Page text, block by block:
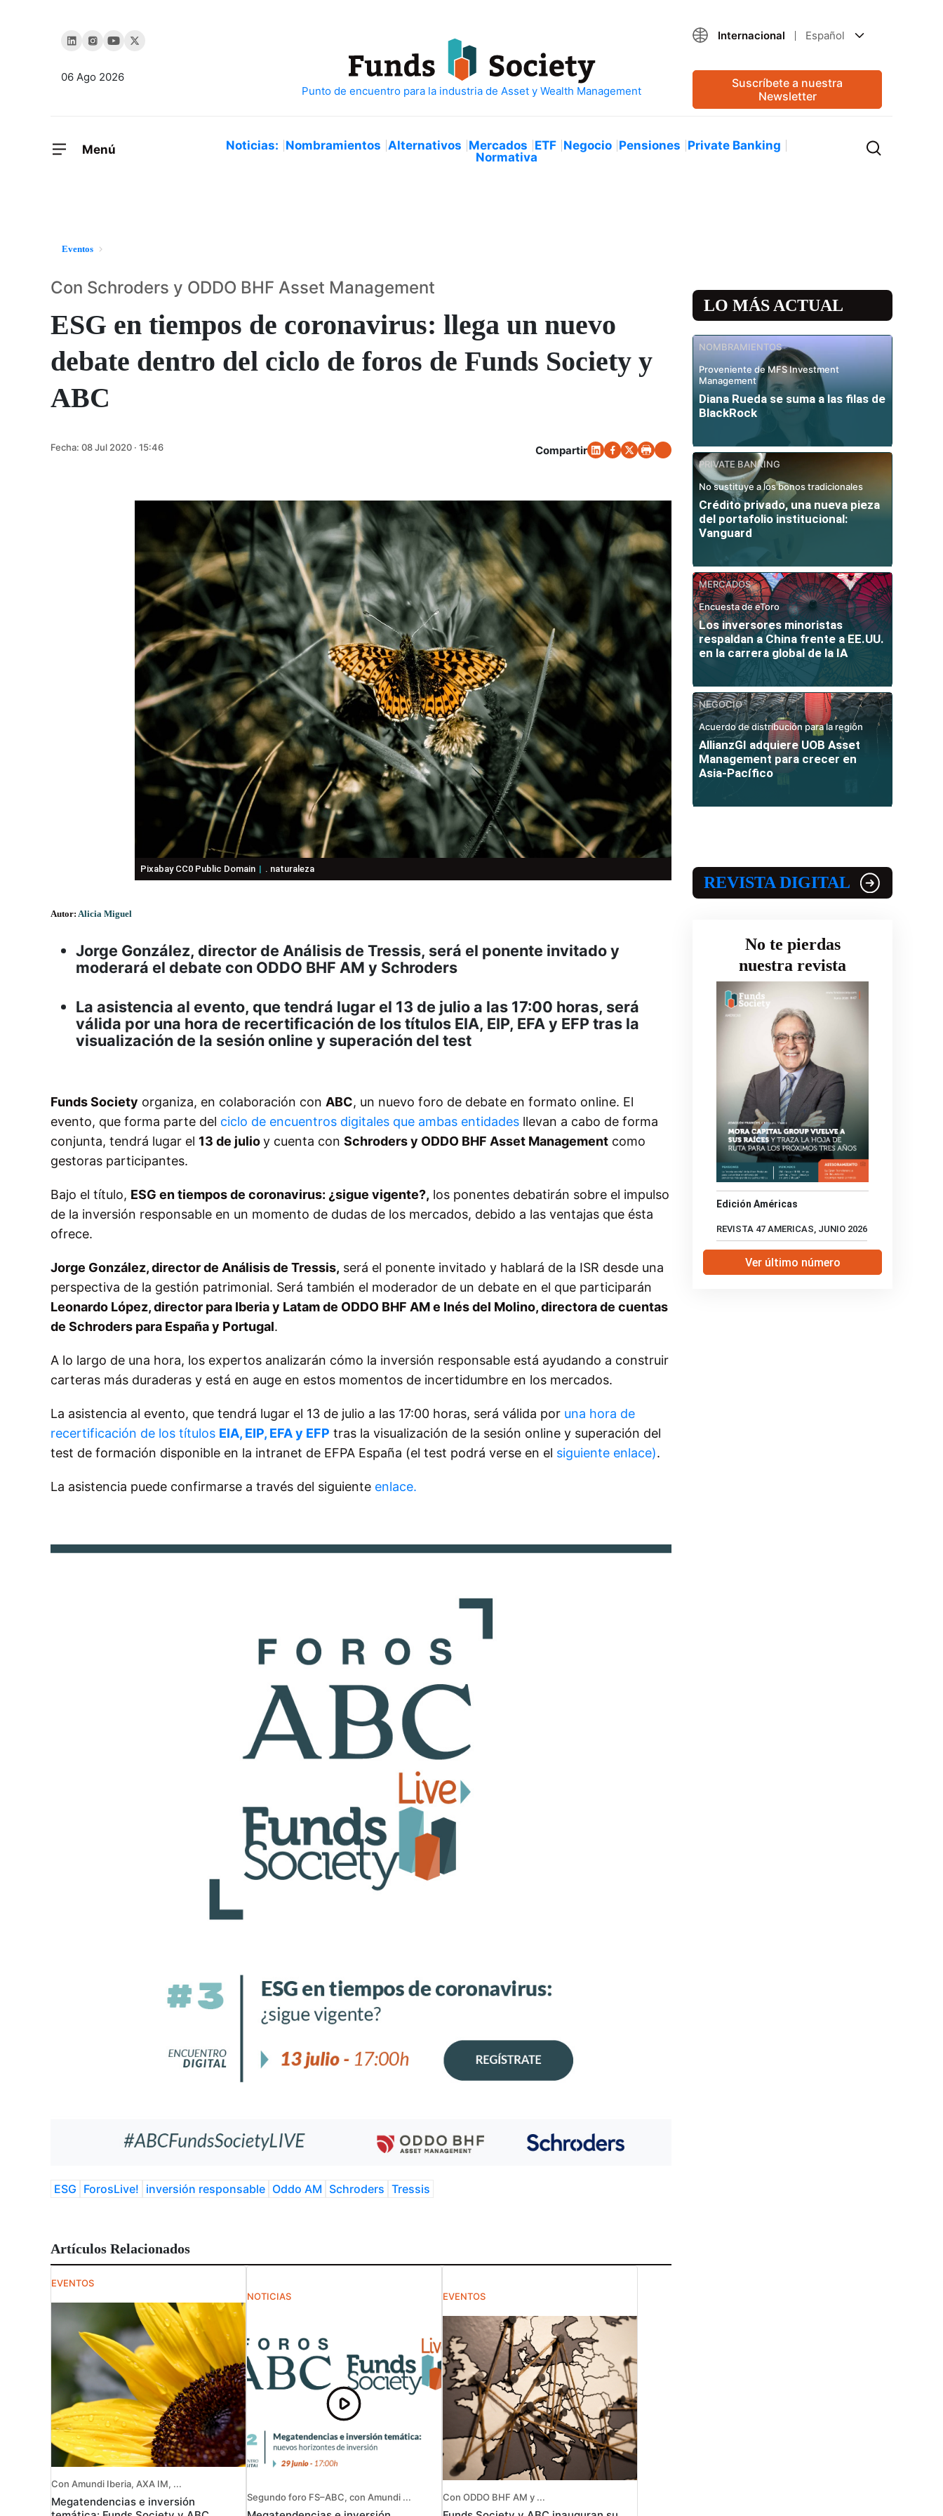
06 Ago 2026
Internacional Español
Suscríbete a nuestra
Newsletter
Menú Noticias: Nombramientos Alternativos Mercados ETF Negocio Pensiones Private Banking
Normativa
Eventos
ESG en tiempos de coronavirus: llega un nuevo
debate dentro del ciclo de foros de Funds Society y
ABC
Con Schroders y ODDO BHF Asset Management
Fecha: 08 Jul 2020 · 15:46 Compartir
Pixabay CC0 Public Domain . naturaleza
Autor: Alicia Miguel
Jorge González, director de Análisis de Tressis, será el ponente invitado y
moderará el debate con ODDO BHF AM y Schroders
La asistencia al evento, que tendrá lugar el 13 de julio a las 17:00 horas, será
válida por una hora de recertificación de los títulos EIA, EIP, EFA y EFP tras la
visualización de la sesión online y superación del test
Funds Society organiza, en colaboración con ABC, un nuevo foro de debate en formato online. El
evento, que forma parte del ciclo de encuentros digitales que ambas entidades llevan a cabo de forma
conjunta, tendrá lugar el 13 de julioy cuenta con Schroders y ODDO BHF Asset Management como
gestoras participantes.
Bajo el título, ESG en tiempos de coronavirus: ¿sigue vigente?, los ponentes debatirán sobre el impulso
de la inversión responsable en un momento de dudas de los mercados, debido a las ventajas que ésta
ofrece.
Jorge González, director de Análisis de Tressis, será el ponente invitado y hablará de la ISR desde una
perspectiva de la gestión patrimonial. Será también el moderador de un debate en el que participarán
Leonardo López, director para Iberia y Latam de ODDO BHF AM e Inés del Molino, directora de cuentas
de Schroders para España y Portugal.
A lo largo de una hora, los expertos analizarán cómo la inversión responsable está ayudando a construir
carteras más duraderas y está en auge en estos momentos de incertidumbre en los mercados.
La asistencia al evento, que tendrá lugar el 13 de julio a las 17:00 horas, será válida por una hora de
recertificación de los títulos EIA, EIP, EFA y EFP tras la visualización de la sesión online y superación del
test de formación disponible en la intranet de EFPA España (el test podrá verse en el siguiente enlace).
La asistencia puede confirmarse a través del siguiente enlace.
ESG ForosLive! inversión responsable Oddo AM Schroders Tressis
Artículos Relacionados
EVENTOS
Con Amundi Iberia, AXA IM, ...
Megatendencias e inversión
NOTICIAS
Segundo foro FS–ABC, con Amundi ...
EVENTOS
Con ODDO BHF AM y ...
LO MÁS ACTUAL
NOMBRAMIENTOS
Proveniente de MFS Investment
Management
Diana Rueda se suma a las filas de
BlackRock
PRIVATE BANKING
No sustituye a los bonos tradicionales
Crédito privado, una nueva pieza
del portafolio institucional:
Vanguard
MERCADOS
Encuesta de eToro
Los inversores minoristas
respaldan a China frente a EE.UU.
en la carrera global de la IA
NEGOCIO
Acuerdo de distribución para la región
AllianzGI adquiere UOB Asset
Management para crecer en
Asia-Pacífico
REVISTA DIGITAL
No te pierdas
nuestra revista
Edición Américas
REVISTA 47 AMERICAS, JUNIO 2026
Ver último número